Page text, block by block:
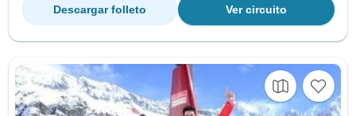
Ver circuito
Descargar folleto